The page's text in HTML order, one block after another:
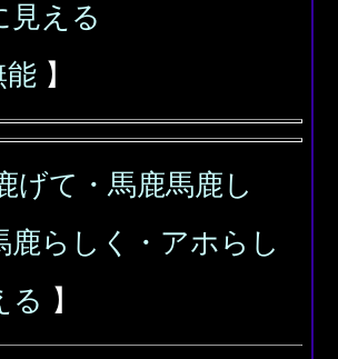
見える
能 】
げて・馬鹿馬鹿し
鹿らしく・アホらし
る 】